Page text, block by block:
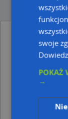
Taxi nr 15
pobliżu
Sklep
Bellagio-
19-400 Olecko
Adresy w
swoje
POKAŻ
→